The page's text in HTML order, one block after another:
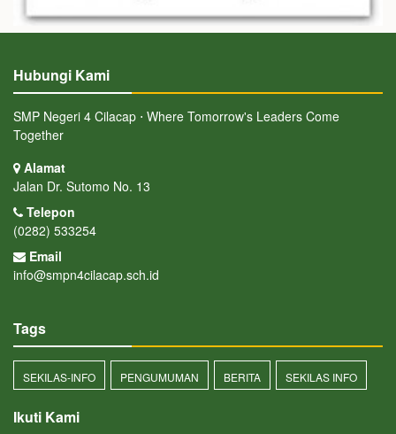
Hubungi Kami
SMP Negeri 4 Cilacap ⋅ Where Tomorrow's Leaders Come
Together
Alamat
Jalan Dr. Sutomo No. 13
Telepon
(0282) 533254
Email
info@smpn4cilacap.sch.id
Tags
SEKILAS-INFO PENGUMUMAN BERITA SEKILAS INFO
Ikuti Kami